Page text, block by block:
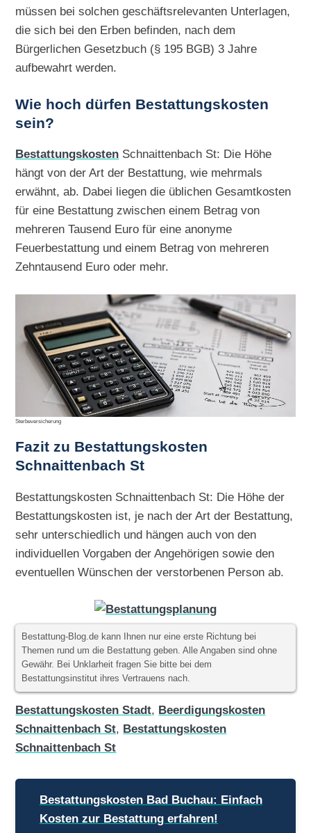
müssen bei solchen geschäftsrelevanten Unterlagen,
die sich bei den Erben befinden, nach dem
Bürgerlichen Gesetzbuch (§ 195 BGB) 3 Jahre
aufbewahrt werden.
Wie hoch dürfen Bestattungskosten
sein?
Bestattungskosten Schnaittenbach St: Die Höhe
hängt von der Art der Bestattung, wie mehrmals
erwähnt, ab. Dabei liegen die üblichen Gesamtkosten
für eine Bestattung zwischen einem Betrag von
mehreren Tausend Euro für eine anonyme
Feuerbestattung und einem Betrag von mehreren
Zehntausend Euro oder mehr.
Sterbeversicherung
Fazit zu Bestattungskosten
Schnaittenbach St
Bestattungskosten Schnaittenbach St: Die Höhe der
Bestattungskosten ist, je nach der Art der Bestattung,
sehr unterschiedlich und hängen auch von den
individuellen Vorgaben der Angehörigen sowie den
eventuellen Wünschen der verstorbenen Person ab.
Bestattung-Blog.de kann Ihnen nur eine erste Richtung bei
Themen rund um die Bestattung geben. Alle Angaben sind ohne
Gewähr. Bei Unklarheit fragen Sie bitte bei dem
Bestattungsinstitut ihres Vertrauens nach.
Bestattungskosten Stadt, Beerdigungskosten
Schnaittenbach St, Bestattungskosten
Schnaittenbach St
Beitragsnavigation
Bestattungskosten Bad Buchau: Einfach
Kosten zur Bestattung erfahren!